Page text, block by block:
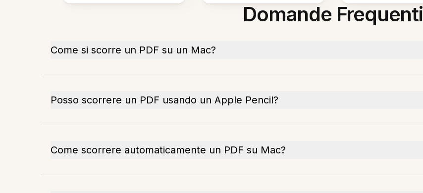
Domande Frequenti
Come si scorre un PDF su un Mac?
Posso scorrere un PDF usando un Apple Pencil?
Come scorrere automaticamente un PDF su Mac?